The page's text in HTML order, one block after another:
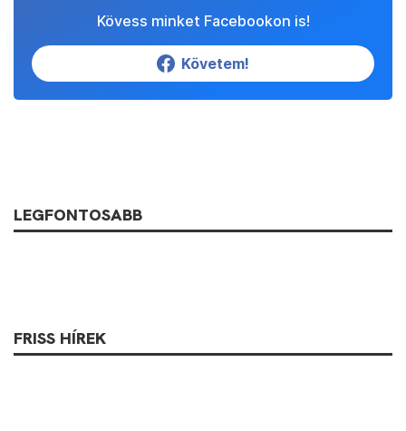
Kövess minket Facebookon is!
Követem!
LEGFONTOSABB
FRISS HÍREK